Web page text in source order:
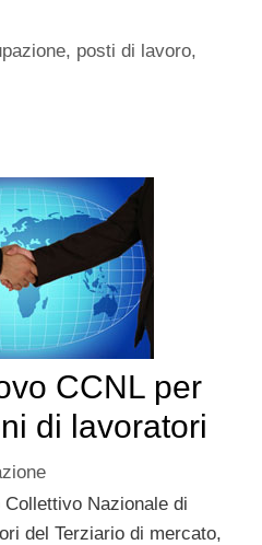
, posti di lavoro,
CCNL per
di lavoratori
Nazionale di
del Terziario di mercato,